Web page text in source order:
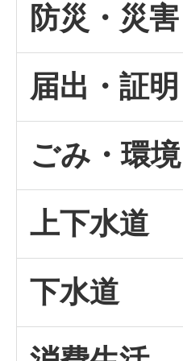
防災・災
届出・証明
ごみ・環
上下水道
下水道